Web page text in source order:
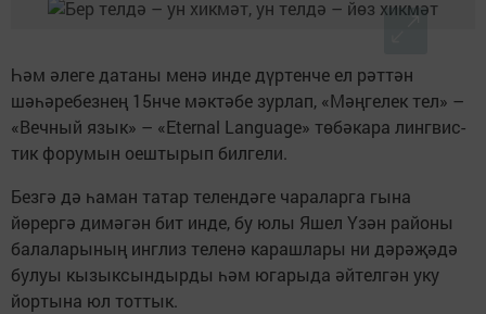
Һәм әлеге датаны менә инде дүртенче ел рәттән
шәһәребезнең 15нче мәктәбе зурлап, «Мәңгелек тел» –
«Вечный язык» – «Eternal Language» төбәкара лингвис­
тик форумын оештырып билгели.
Безгә дә һаман татар телендәге чараларга гына
йөрергә димәгән бит инде, бу юлы Яшел Үзән районы
балаларының инглиз теленә карашлары ни дәрәҗәдә
булуы кызыксындырды һәм югарыда әйтелгән уку
йортына юл тоттык.